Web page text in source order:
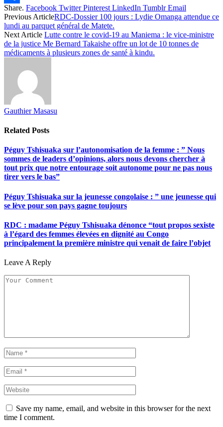
Share
Share. Facebook Twitter Pinterest LinkedIn Tumblr Email
Previous ArticleRDC-Dossier 100 jours : Lydie Omanga attendue ce
lundi au parquet général de Matete.
Next Article Lutte contre le covid-19 au Maniema : le vice-ministre
de la justice Me Bernard Takaishe offre un lot de 10 tonnes de
médicaments à plusieurs zones de santé à kindu.
Gauthier Masasu
Related Posts
Péguy Tshisuaka sur l’autonomisation de la femme : ” Nous
sommes de leaders d’opinions, alors nous devons chercher à
tout prix que notre entourage soit autonome pour ne pas nous
tirer vers le bas”
Péguy Tshisuaka sur la jeunesse congolaise : ” une jeunesse qui
se lève pour son pays gagne toujours
RDC : madame Péguy Tshisuaka dénonce “tout propos sexiste
à l’égard des femmes élevées en dignité au Congo
principalement la première ministre qui venait de faire l’objet
Leave A Reply
Save my name, email, and website in this browser for the next
time I comment.